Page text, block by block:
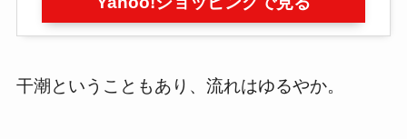
干潮ということもあり、流れはゆるやか。